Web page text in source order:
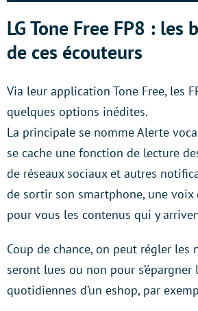
LG Tone Free FP8 : les
de ces écouteurs
Via leur application Tone Free, les
quelques options inédites.
La principale se nomme Alerte
se cache une fonction de lecture
de réseaux sociaux et autres
de sortir son smartphone, une voix
pour vous les contenus qui y
Coup de chance, on peut régler
seront lues ou non pour s’épargner
quotidiennes d’un eshop, par